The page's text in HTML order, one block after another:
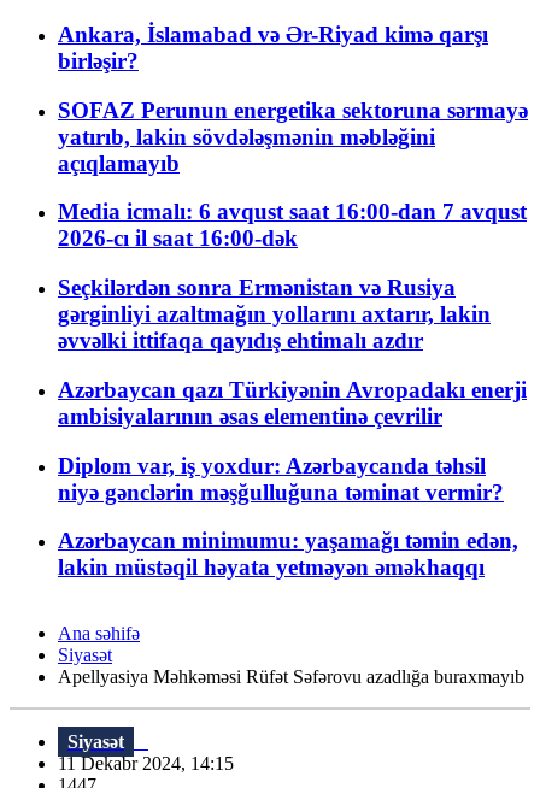
Ankara, İslamabad və Ər-Riyad kimə qarşı
birləşir?
SOFAZ Perunun energetika sektoruna sərmayə
yatırıb, lakin sövdələşmənin məbləğini
açıqlamayıb
Media icmalı: 6 avqust saat 16:00-dan 7 avqust
2026-cı il saat 16:00-dək
Seçkilərdən sonra Ermənistan və Rusiya
gərginliyi azaltmağın yollarını axtarır, lakin
əvvəlki ittifaqa qayıdış ehtimalı azdır
Azərbaycan qazı Türkiyənin Avropadakı enerji
ambisiyalarının əsas elementinə çevrilir
Diplom var, iş yoxdur: Azərbaycanda təhsil
niyə gənclərin məşğulluğuna təminat vermir?
Azərbaycan minimumu: yaşamağı təmin edən,
lakin müstəqil həyata yetməyən əməkhaqqı
Ana səhifə
Siyasət
Apellyasiya Məhkəməsi Rüfət Səfərovu azadlığa buraxmayıb
Siyasət
11 Dekabr 2024, 14:15